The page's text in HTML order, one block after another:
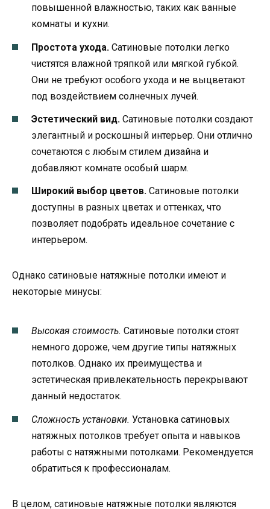
повышенной влажностью, таких как ванные
комнаты и кухни.
Простота ухода. Сатиновые потолки легко
чистятся влажной тряпкой или мягкой губкой.
Они не требуют особого ухода и не выцветают
под воздействием солнечных лучей.
Эстетический вид. Сатиновые потолки создают
элегантный и роскошный интерьер. Они отлично
сочетаются с любым стилем дизайна и
добавляют комнате особый шарм.
Широкий выбор цветов. Сатиновые потолки
доступны в разных цветах и оттенках, что
позволяет подобрать идеальное сочетание с
интерьером.
Однако сатиновые натяжные потолки имеют и
некоторые минусы:
Высокая стоимость. Сатиновые потолки стоят
немного дороже, чем другие типы натяжных
потолков. Однако их преимущества и
эстетическая привлекательность перекрывают
данный недостаток.
Сложность установки. Установка сатиновых
натяжных потолков требует опыта и навыков
работы с натяжными потолками. Рекомендуется
обратиться к профессионалам.
В целом, сатиновые натяжные потолки являются